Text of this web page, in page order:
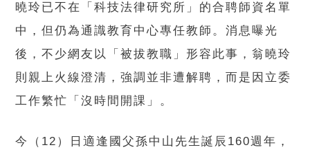
曉玲已不在「科技法律研究所」的合聘師資名單
中，但仍為通識教育中心專任教師。消息曝光
後，不少網友以「被拔教職」形容此事，翁曉玲
則親上火線澄清，強調並非遭解聘，而是因立委
工作繁忙「沒時間開課」。
今（12）日適逢國父孫中山先生誕辰160週年，